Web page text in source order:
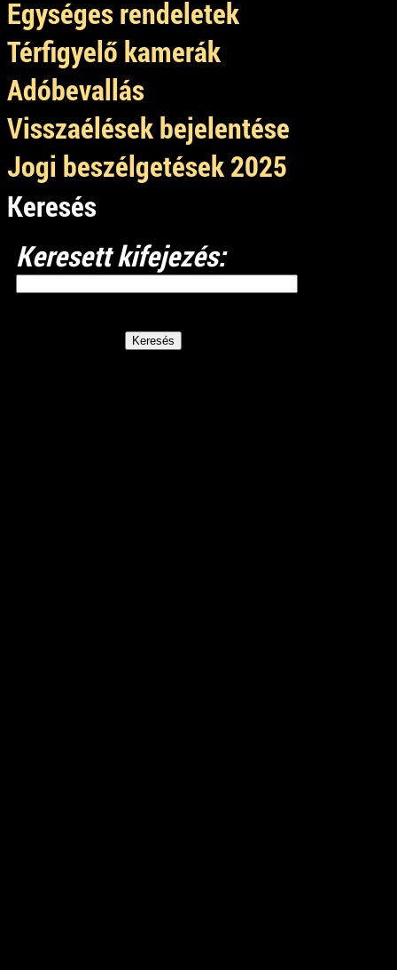
Egységes rendeletek
Térfigyelő kamerák
Adóbevallás
Visszaélések bejelentése
Jogi beszélgetések 2025
Keresés
Keresett kifejezés: